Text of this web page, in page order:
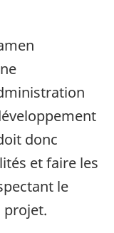
donc
et faire les
le
projet.